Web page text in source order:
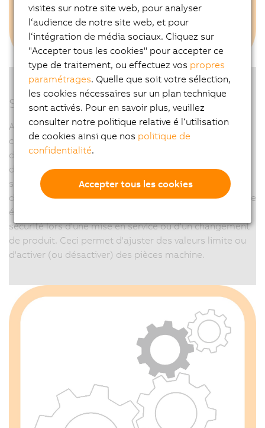
SafeOPTION
Avec SafeOPTION, B&R propose un choix de fonctions
certifiées pouvant être utilisées pour mapper
différentes variantes de machines dans une application
de sécurité. Cela permet de créer des solutions de
sécurité adaptables et robustes qui facilitent la gestion
de plusieurs jeux d’options machine. SafeOPTION donne
également la possibilité de changer des paramètres de
sécurité lors d'une mise en service ou d'un changement
de produit. Ceci permet d'ajuster des valeurs limite ou
d'activer (ou désactiver) des pièces machine.
visites sur notre site web, pour analyser
l‘audience de notre site web, et pour
l‘intégration de média sociaux. Cliquez sur
"Accepter tous les cookies" pour accepter ce
type de traitement, ou effectuez vos propres
paramétrages. Quelle que soit votre sélection,
les cookies nécessaires sur un plan technique
sont activés. Pour en savoir plus, veuillez
consulter notre politique relative é l‘utilisation
de cookies ainsi que nos politique de
confidentialité.
Accepter tous les cookies